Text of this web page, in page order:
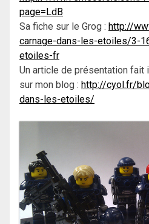
page=LdB
Sa fiche sur le Grog : http://
carnage-dans-les-etoiles/3-
etoiles-fr
Un article de présentation fait
sur mon blog : http://cyol.fr/
dans-les-etoiles/